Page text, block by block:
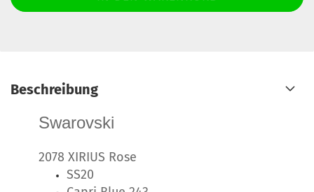
Beschreibung
Swarovski
2078 XIRIUS Rose
SS20